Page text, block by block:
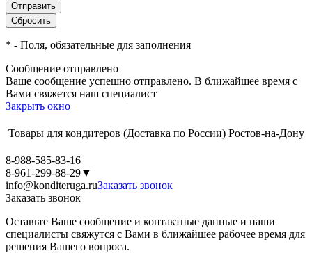
* - Поля, обязательные для заполнения
Сообщение отправлено
Ваше сообщение успешно отправлено. В ближайшее время с
Вами свяжется наш специалист
Закрыть окно
Товары для кондитеров (Доставка по России) Ростов-на-Дону
8-988-585-83-16
8-961-299-88-29▼
info@konditeruga.ruЗаказать звонок
Заказать звонок
Оставьте Ваше сообщение и контактные данные и наши
специалисты свяжутся с Вами в ближайшее рабочее время для
решения Вашего вопроса.